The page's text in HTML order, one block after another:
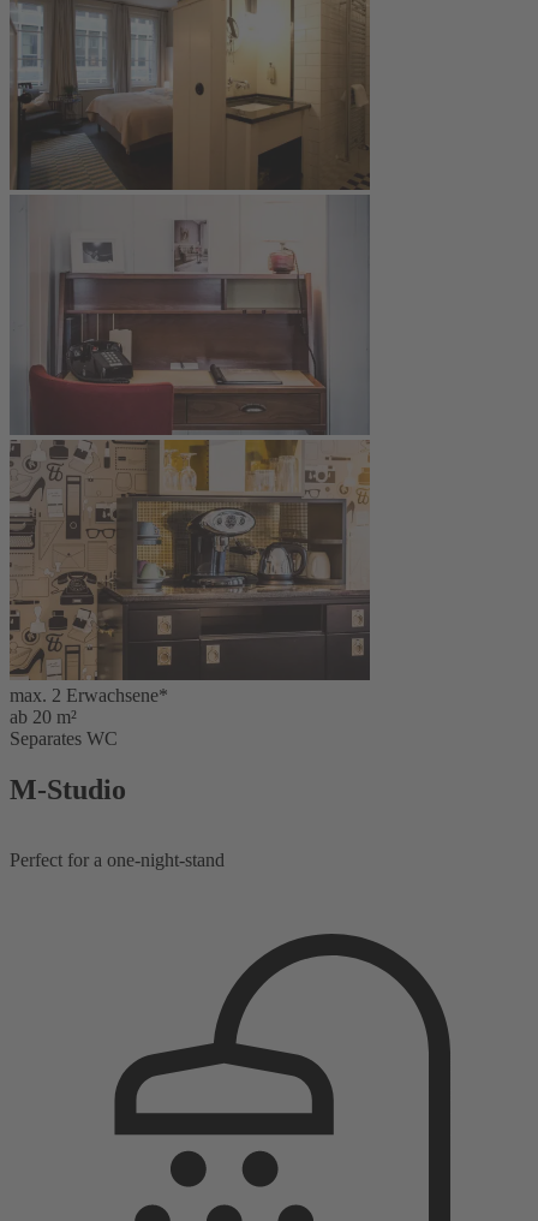
max. 2 Erwachsene*
ab 20 m²
Separates WC
M-Studio
Perfect for a one-night-stand